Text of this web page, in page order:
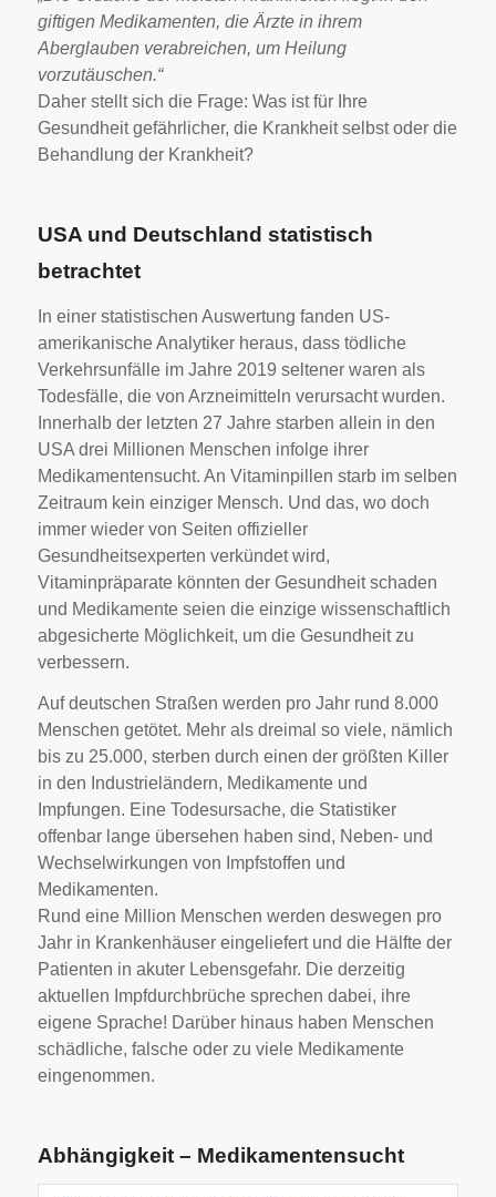
giftigen Medikamenten, die Ärzte in ihrem
Aberglauben verabreichen, um Heilung
vorzutäuschen.“
Daher stellt sich die Frage: Was ist für Ihre
Gesundheit gefährlicher, die Krankheit selbst oder die
Behandlung der Krankheit?
USA und Deutschland statistisch
betrachtet
In einer statistischen Auswertung fanden US-
amerikanische Analytiker heraus, dass tödliche
Verkehrsunfälle im Jahre 2019 seltener waren als
Todesfälle, die von Arzneimitteln verursacht wurden.
Innerhalb der letzten 27 Jahre starben allein in den
USA drei Millionen Menschen infolge ihrer
Medikamentensucht. An Vitaminpillen starb im selben
Zeitraum kein einziger Mensch. Und das, wo doch
immer wieder von Seiten offizieller
Gesundheitsexperten verkündet wird,
Vitaminpräparate könnten der Gesundheit schaden
und Medikamente seien die einzige wissenschaftlich
abgesicherte Möglichkeit, um die Gesundheit zu
verbessern.
Auf deutschen Straßen werden pro Jahr rund 8.000
Menschen getötet. Mehr als dreimal so viele, nämlich
bis zu 25.000, sterben durch einen der größten Killer
in den Industrieländern, Medikamente und
Impfungen. Eine Todesursache, die Statistiker
offenbar lange übersehen haben sind, Neben- und
Wechselwirkungen von Impfstoffen und
Medikamenten.
Rund eine Million Menschen werden deswegen pro
Jahr in Krankenhäuser eingeliefert und die Hälfte der
Patienten in akuter Lebensgefahr. Die derzeitig
aktuellen Impfdurchbrüche sprechen dabei, ihre
eigene Sprache! Darüber hinaus haben Menschen
schädliche, falsche oder zu viele Medikamente
eingenommen.
Abhängigkeit – Medikamentensucht